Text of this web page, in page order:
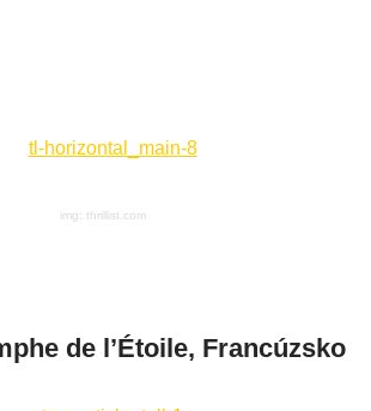
img: thrillist.com
de l’Étoile, Francúzsko